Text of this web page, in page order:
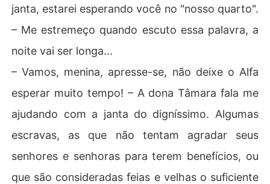
janta, estarei esperando você no "nosso quarto".
– Me estremeço quando escuto essa palavra, a
noite vai ser longa...
– Vamos, menina, apresse-se, não deixe o Alfa
esperar muito tempo! – A dona Tâmara fala me
ajudando com a janta do digníssimo. Algumas
escravas, as que não tentam agradar seus
senhores e senhoras para terem benefícios, ou
que são consideradas feias e velhas o suficiente